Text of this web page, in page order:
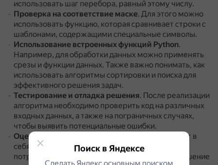
использовать шаг перебора, равный этому числу.
Проверка на соответствие маске. Для этого можно
использовать функцию, которая сравнивает строки с
шаблонами, содержащими специальные символы.
Использование встроенных функций Python.
Например, для обработки данных можно применять
срезы и функции данных. Также важно понимать, как
использовать алгоритмы сортировки и поиска для
эффективного решения задач.
Тестирование и отладка решения. После реализации
алгоритма необходимо проверить код на различных
входных данных, а также на пограничных случаях,
чтобы выявить потенциальные ошибки.
Оценка эффективности решения
Она включает в
себя анализ временной сложности алгоритма и
потребления памяти.
Также важно сравнить решение
Поиск в Яндексе
Сделать Яндекс основным поиском